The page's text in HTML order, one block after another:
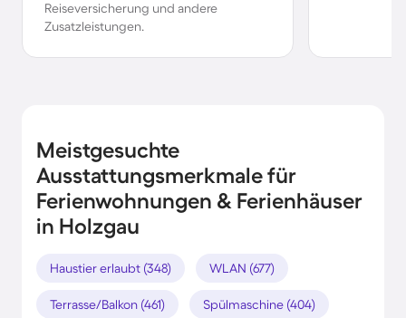
Reiseversicherung und andere
Zusatzleistungen.
Meistgesuchte
Ausstattungsmerkmale für
Ferienwohnungen & Ferienhäuser
in Holzgau
Haustier erlaubt (348) WLAN (677)
Terrasse/Balkon (461) Spülmaschine (404)